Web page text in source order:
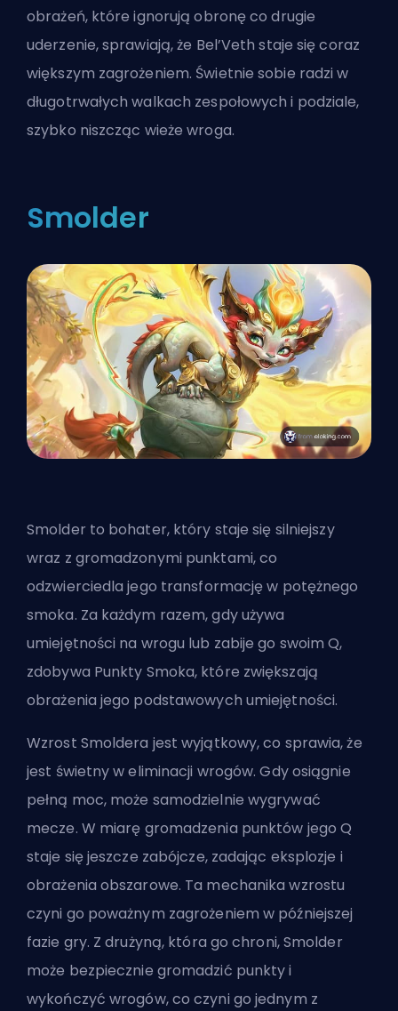
obrażeń, które ignorują obronę co drugie
uderzenie, sprawiają, że Bel’Veth staje się coraz
większym zagrożeniem. Świetnie sobie radzi w
długotrwałych walkach zespołowych i podziale,
szybko niszcząc wieże wroga.
Smolder
Smolder to bohater, który staje się silniejszy
wraz z gromadzonymi punktami, co
odzwierciedla jego transformację w potężnego
smoka. Za każdym razem, gdy używa
umiejętności na wrogu lub zabije go swoim Q,
zdobywa Punkty Smoka, które zwiększają
obrażenia jego podstawowych umiejętności.
Wzrost Smoldera jest wyjątkowy, co sprawia, że
jest świetny w eliminacji wrogów. Gdy osiągnie
pełną moc, może samodzielnie wygrywać
mecze. W miarę gromadzenia punktów jego Q
staje się jeszcze zabójcze, zadając eksplozje i
obrażenia obszarowe. Ta mechanika wzrostu
czyni go poważnym zagrożeniem w późniejszej
fazie gry. Z drużyną, która go chroni, Smolder
może bezpiecznie gromadzić punkty i
wykończyć wrogów, co czyni go jednym z